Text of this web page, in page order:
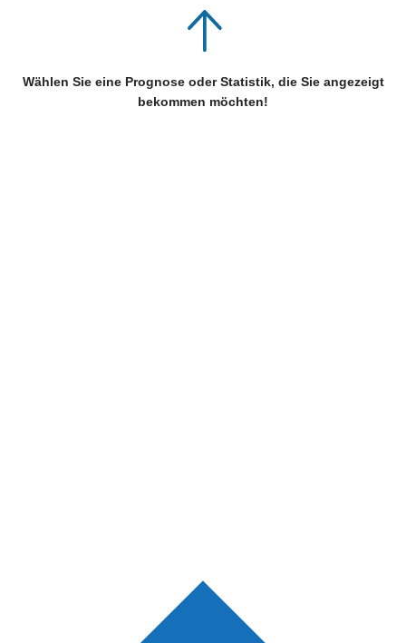
Wählen Sie eine Prognose oder Statistik, die Sie angezeigt
bekommen möchten!